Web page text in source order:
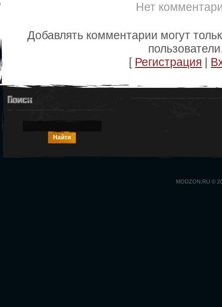
Нет
Добавлять комментарии могут
[ Регистрация
Поиск
MODZON.RU ©